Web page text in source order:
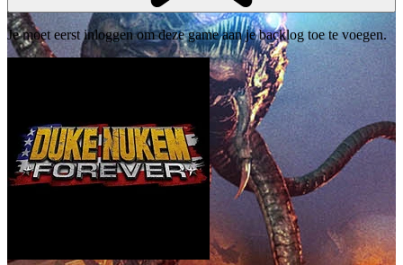
Je moet eerst inloggen om deze game aan je backlog toe te voegen.